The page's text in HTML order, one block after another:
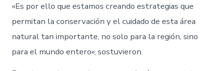
«Es por ello que estamos creando estrategias que
permitan la conservación y el cuidado de esta área
natural tan importante, no solo para la región, sino
para el mundo entero», sostuvieron.